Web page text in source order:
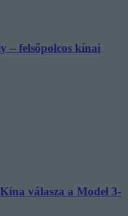
– felsőpolcos kínai
válasza a Model 3-